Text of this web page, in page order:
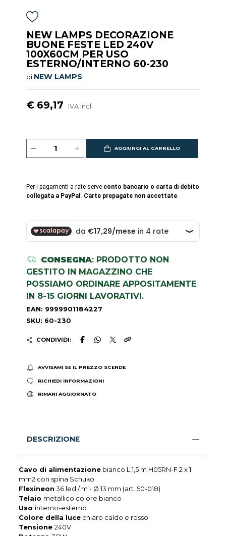
NEW LAMPS DECORAZIONE
BUONE FESTE LED 240V
100X60CM PER USO
ESTERNO/INTERNO 60-230
di NEW LAMPS
€ 69,17 IVA incl.
AGGIUNGI AL CARRELLO
Per i pagamenti a rate serve conto bancario o carta di debito
collegata a PayPal. Carte prepagate non accettate.
CONSEGNA: PRODOTTO NON
GESTITO IN MAGAZZINO CHE
POSSIAMO ORDINARE APPOSITAMENTE
IN 8-15 GIORNI LAVORATIVI.
EAN: 9999901184227
SKU: 60-230
CONDIVIDI:
AVVISAMI SE IL PREZZO SCENDE
RICHIEDI INFORMAZIONI
RIMANI AGGIORNATO
DESCRIZIONE
Cavo di alimentazione bianco L.1,5 m H05RN-F 2 x 1
mm2 con spina Schuko
Flexineon 36 led / m - Ø 13 mm (art. 50-018)
Telaio metallico colore bianco
Uso interno-esterno
Colore della luce chiaro caldo e rosso
Tensione240V